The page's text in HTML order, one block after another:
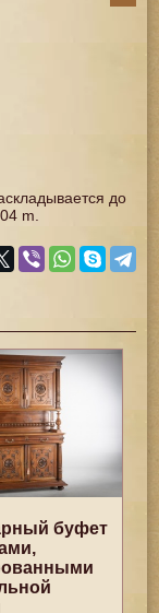
до
m.
буфет